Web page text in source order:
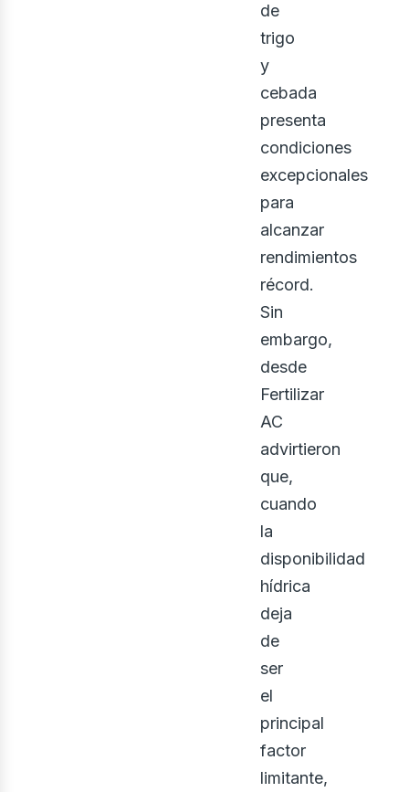
de
trigo
y
cebada
presenta
condiciones
excepcionales
para
alcanzar
rendimientos
récord.
Sin
embargo,
desde
Fertilizar
AC
advirtieron
que,
cuando
la
disponibilidad
hídrica
deja
de
ser
el
principal
factor
limitante,